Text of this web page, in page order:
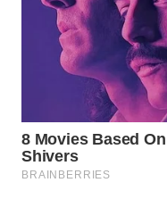
WN
TAPANULI
UTARA
SAMOSIR
WN